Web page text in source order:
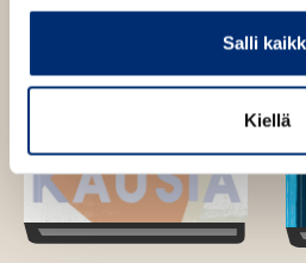
Salli
Kiellä
t
n
v
ä